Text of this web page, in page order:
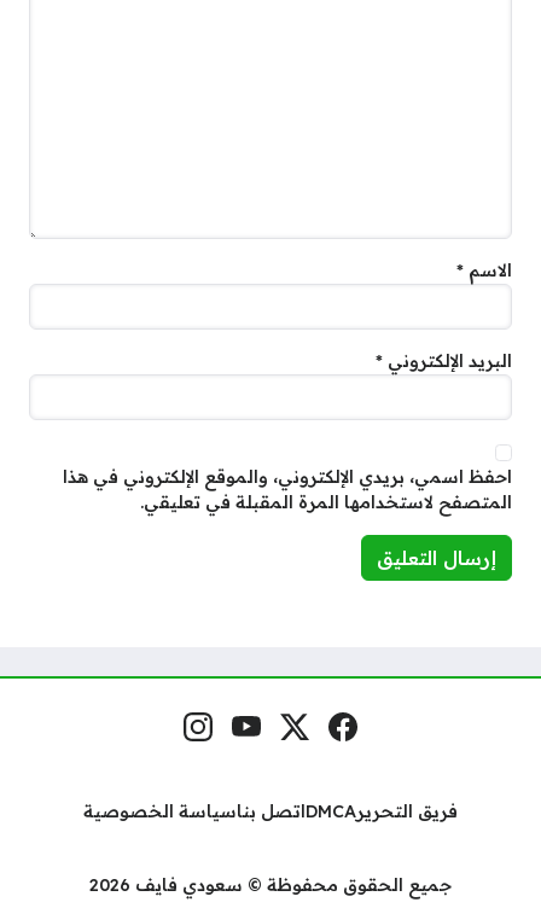
الاسم *
البريد الإلكتروني *
احفظ اسمي، بريدي الإلكتروني، والموقع الإلكتروني في هذا
المتصفح لاستخدامها المرة المقبلة في تعليقي.
مواقع التواصل فيسبوكمنصة إكس
يوتيوبإنستغرام
فريق التحريرDMCAاتصل بناسياسة الخصوصية
جميع الحقوق محفوظة © سعودي فايف 2026